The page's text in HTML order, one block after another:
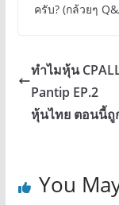
ครับ? (กล้วยๆ
ทำไมหุ้น
Pantip EP.2
หุ้นไทย ตอนนี้ถู
You